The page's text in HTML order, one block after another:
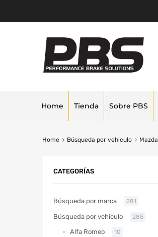
Home Tienda Sobre PBS
Home Búsqueda por vehiculo Mazda
CATEGORÍAS
Búsqueda por marca 281
Búsqueda por vehiculo 285
Alfa Romeo 10